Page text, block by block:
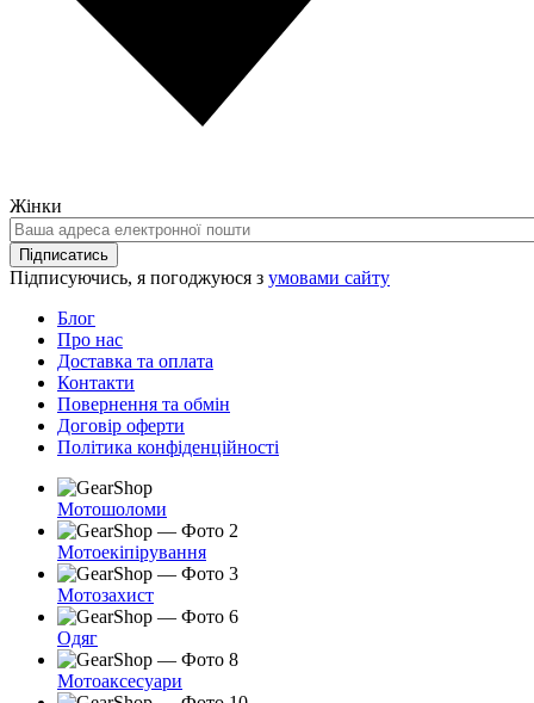
Жінки
Ваша
адреса
електронної
пошти
Підписатись
Підписуючись, я погоджуюся з умовами сайту
Блог
Про нас
Доставка та оплата
Контакти
Повернення та обмін
Договір оферти
Політика конфіденційності
Мотошоломи
Мотоекіпірування
Мотозахист
Одяг
Мотоаксесуари